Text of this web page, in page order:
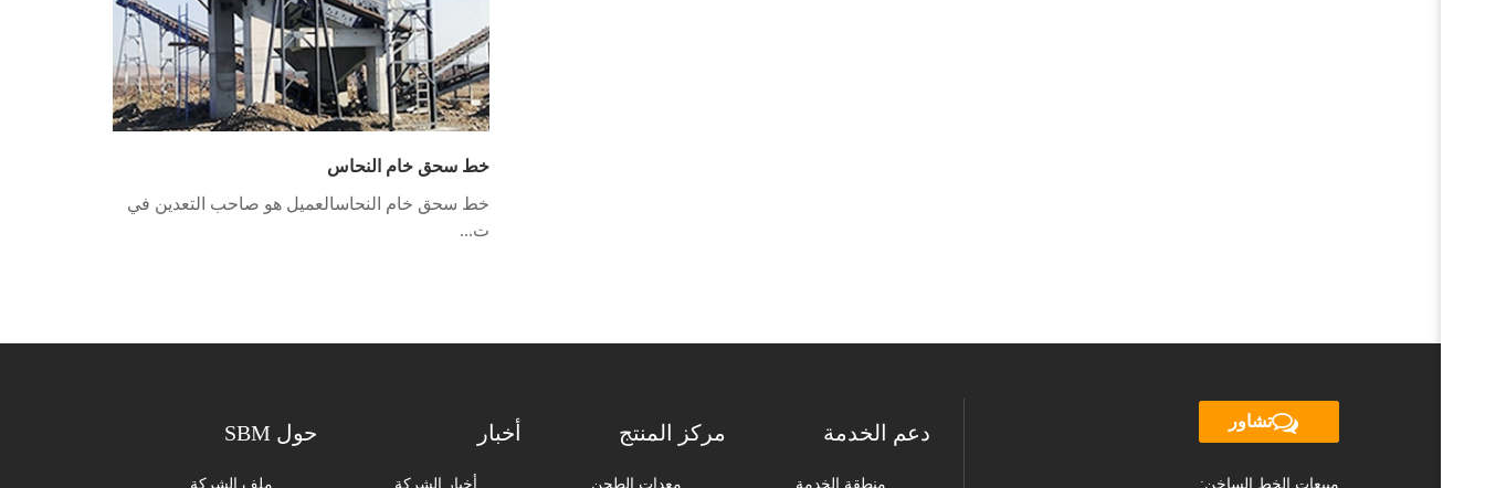
خط سحق خام النحاس
خط سحق خام النحاسالعميل هو صاحب التعدين في
ت...
حول SBM
ملف الشركة
أخبار
أخبار الشركة
مركز المنتج
معدات الطحن
دعم الخدمة
منطقة الخدمة
تشاور
مبيعات الخط الساخن: